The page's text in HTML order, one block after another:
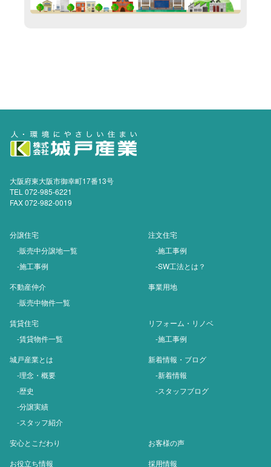
大阪府東大阪市御幸町17番13号
TEL 072-985-6221
FAX 072-982-0019
分譲住宅
-販売中分譲地一覧
-施工事例
注文住宅
-施工事例
-SW工法とは？
不動産仲介
-販売中物件一覧
事業用地
賃貸住宅
-賃貸物件一覧
リフォーム・リノベ
-施工事例
城戸産業とは
-理念・概要
-歴史
-分譲実績
-スタッフ紹介
新着情報・ブログ
-新着情報
-スタッフブログ
安心とこだわり
お客様の声
お役立ち情報
採用情報